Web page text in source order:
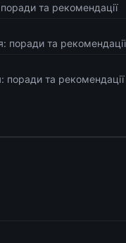
та рекомендації
поради та рекомендації
поради та рекомендації